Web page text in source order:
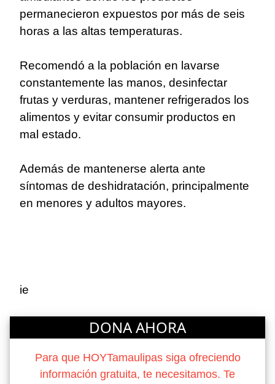
permanecieron expuestos por más de seis
horas a las altas temperaturas.
Recomendó a la población en lavarse
constantemente las manos, desinfectar
frutas y verduras, mantener refrigerados los
alimentos y evitar consumir productos en
mal estado.
Además de mantenerse alerta ante
síntomas de deshidratación, principalmente
en menores y adultos mayores.
ie
DONA AHORA
Para que HOYTamaulipas siga ofreciendo
información gratuita, te necesitamos. Te